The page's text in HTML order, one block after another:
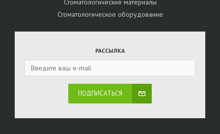
Стоматологические материалы
Стоматологическое оборудование
РАССЫЛКА
ПОДПИСАТЬСЯ